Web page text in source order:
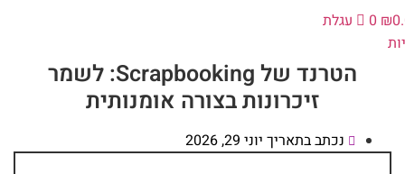
₪
0
עגלת
הטרנד של Scrapbooking: לשמר
זיכרונות בצורה אומנותית
נכתב בתאריך יוני 29, 2026